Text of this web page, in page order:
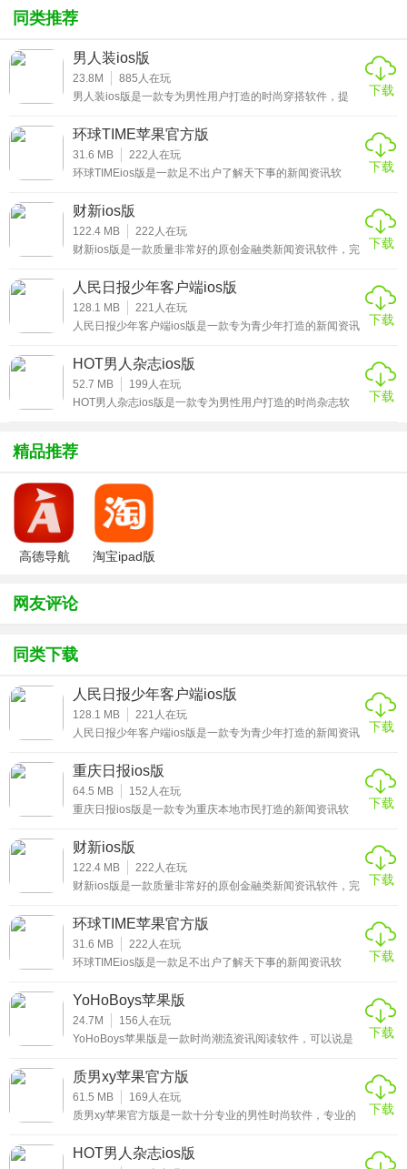
★重庆日报ios版软件优势
1、整合了重庆当地最新的各种新闻内容，用户可根据自己的
兴趣喜好订阅相关新闻;
时了解身边正在反生的事;
3、全新开设旅游投诉、新闻报料等众多互动栏目，用户可在
这里进行各项问题反馈等。
★重庆日报ios版主要功能
1、区县联播，重庆新闻全域精选推送;
3、以技术引领，呈现新闻直播，带来不一样的用户体验;
解析;
家”进行到底。
★重庆日报ios版推荐理由
2、重庆日报新闻客户端，《重庆日报》的移动新闻客户端，
发布信息;
3、重庆日报电子版app依托专业的团队，有覆盖重庆城乡的
不同层级用户，能及时准确提供优质信息产品，让用户深度
了解重庆发展，深度参与身边生活。
★重庆日报ios版使用心得
1、一款权威负责的新闻资讯平台，24小时全天候不间断的更
新各种新闻信息;
2、涵盖政务、民生、社会、国际、医疗、军事、教育、娱乐
等新闻主题内容;
3、具有新闻三大特性，能够为用户提供及时、准确、真实，
确保新闻的真实。
★重庆日报ios版软件简评
平台每天都会更新大量最新的热点资讯文章，并且各个新闻
这里全部涵盖，用户可以根据自己的喜好来进行查看阅读
同类推荐
男人装ios版
23.8M 885 人在玩
男人装ios版是一款专为男性用户打造的时尚穿搭软件，提
友都感兴趣的内容，不管是品味、时尚、穿着或女人，男士
装app是中国发行量最大的男性杂志，让你轻松学会穿搭、
装扮等方面的内容，让你变得更加时尚，感兴趣的小伙伴赶
紧来下载这款男人装ios版体验吧。
下载
环球TIME苹果官方版
31.6 MB 222 人在玩
环球TIMEios版是一款足不出户了解天下事的新闻资讯软
世界的视野，全方位呈现出最具权威深度的新闻资讯信息。
拥有一支最早走出国门的专业报道队伍，驻外特派特派记者
已遍布全球150多个国家和地区，能迅速、准确地用中英文
双语报道世界各地动态，感兴趣的小伙伴赶紧来下载这款环
下载
财新ios版
122.4 MB 222 人在玩
财新ios版是一款质量非常好的原创金融类新闻资讯软件，完
界、金融界、产业界、学术界等社会精英提供日常所需的优
质、全方位金融信息服务，让广大用户可以足不出户了解天
下的金融事件，轻松掌握最新的金融类新闻资讯，感兴趣的
小伙伴赶紧来下载这款财新ios版体验吧。
下载
人民日报少年客户端ios版
128.1 MB 221 人在玩
人民日报少年客户端ios版是一款专为青少年打造的新闻资讯
广大用户们带来更好的新闻阅读体验，用户们可以在这里更
好的阅读各种最新的新闻资讯。平台为广大用户带来了丰富
的新闻信资讯容和更精致的布局设计，让用户获得更好的新
闻信息阅读体验，感兴趣的小伙伴赶紧来下载这款人民日报
下载
HOT男人杂志ios版
52.7 MB 199 人在玩
HOT男人杂志ios版是一款专为男性用户打造的时尚杂志软
完整，各种情感与性方面的交流方式，男生们的情调、体
育、健身护肤等应有尽有，让你从此变得更加时尚，感兴趣
下载
精品推荐
高德导航
淘宝ipad版
网友评论
同类下载
人民日报少年客户端ios版
128.1 MB 221 人在玩
人民日报少年客户端ios版是一款专为青少年打造的新闻资讯
广大用户们带来更好的新闻阅读体验，用户们可以在这里更
好的阅读各种最新的新闻资讯。平台为广大用户带来了丰富
的新闻信资讯容和更精致的布局设计，让用户获得更好的新
闻信息阅读体验，感兴趣的小伙伴赶紧来下载这款人民日报
下载
重庆日报ios版
64.5 MB 152 人在玩
重庆日报ios版是一款专为重庆本地市民打造的新闻资讯软
频、电子商务等信息服务于一体，可以为广大重庆用户们24
小时更新最新的重庆本地新闻，及时推送各类突发新闻，信
息全面，让你足不出户就可以抢先知道最新的新闻热点，感
兴趣的小伙伴赶紧来下载这款重庆日报ios版体验吧。
下载
财新ios版
122.4 MB 222 人在玩
财新ios版是一款质量非常好的原创金融类新闻资讯软件，完
界、金融界、产业界、学术界等社会精英提供日常所需的优
质、全方位金融信息服务，让广大用户可以足不出户了解天
下的金融事件，轻松掌握最新的金融类新闻资讯，感兴趣的
小伙伴赶紧来下载这款财新ios版体验吧。
下载
环球TIME苹果官方版
31.6 MB 222 人在玩
环球TIMEios版是一款足不出户了解天下事的新闻资讯软
世界的视野，全方位呈现出最具权威深度的新闻资讯信息。
拥有一支最早走出国门的专业报道队伍，驻外特派特派记者
已遍布全球150多个国家和地区，能迅速、准确地用中英文
双语报道世界各地动态，感兴趣的小伙伴赶紧来下载这款环
下载
YoHoBoys苹果版
24.7M 156 人在玩
YoHoBoys苹果版是一款时尚潮流资讯阅读软件，可以说是
可以根据你的兴趣创建播放列表，并且所有的资讯内容都可
以在iPhone和iPad上以精美的格式进行展示，让广大用户可
以轻松了解最新的时尚内容，紧跟时尚潮流的步伐，感兴趣
的小伙伴赶紧来下载这款YoHoBoys苹果版体验吧。
下载
质男xy苹果官方版
61.5 MB 169 人在玩
质男xy苹果官方版是一款十分专业的男性时尚软件，专业的
咨询、指定产品搜索等咨询服务，轻松解决男性面部意见访
问的问题。当然，你也可以在世界各地收到时尚信息，购买
下载
HOT男人杂志ios版